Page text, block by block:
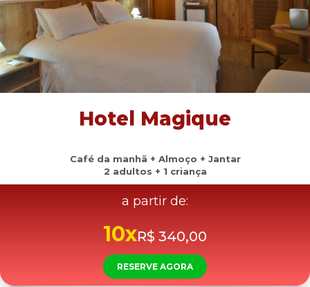
Hotel Magique
Café da manhã + Almoço + Jantar
2 adultos + 1 criança
a partir de:
10xR$ 340,00
RESERVE AGORA